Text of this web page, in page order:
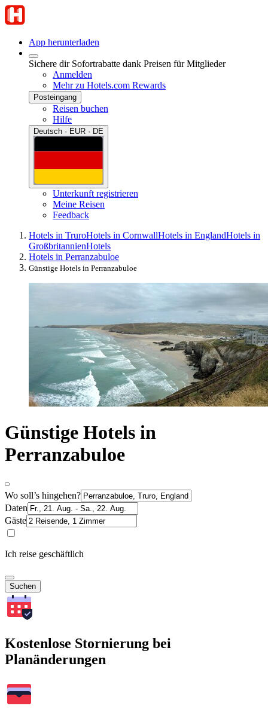
App herunterladen
Sichere dir Sofortrabatte dank Preisen für Mitglieder
Anmelden
Mehr zu Hotels.com Rewards
Posteingang
Reisen buchen
Hilfe
Deutsch · EUR · DE
Unterkunft registrieren
Meine Reisen
Feedback
Hotels in TruroHotels in CornwallHotels in EnglandHotels in
GroßbritannienHotels
Hotels in Perranzabuloe
Günstige Hotels in Perranzabuloe
Günstige Hotels in
Perranzabuloe
Wo soll’s hingehen?
Daten
Gäste
Ich reise geschäftlich
Suchen
Kostenlose Stornierung bei
Planänderungen